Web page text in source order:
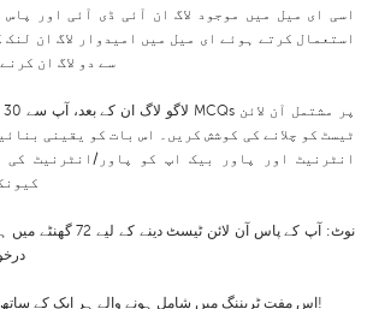
استعمال کرتے ہوئے ای میل میں امیدوار لاگ ان لنک
سے دو لاگ ان
ٹیسٹ کو چلانے کی کوشش کریں۔ اس بات کو یقینی
انٹرنیٹ اور پاور بیک اپ کو پاور/انٹرنیٹ کی
نوٹ: آپ کے پاس آن لائن
اس مفت ٹریننگ میں شامل ہونے والے ہر ایک کے ساتھ ٹیگ کریں اور شئیر کریں!